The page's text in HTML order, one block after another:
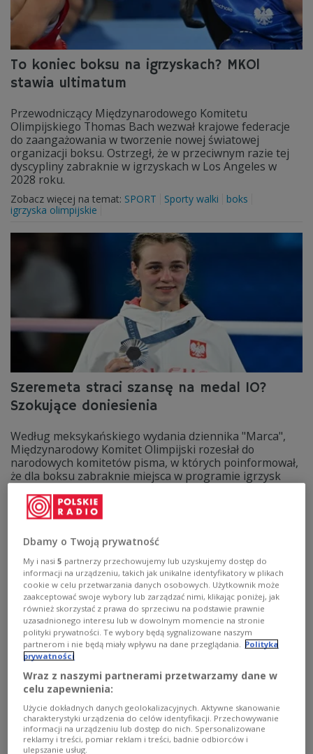
To koniec boksu na igrzyskach? MKOl
stawia ultimatum
Przewodniczący Międzynarodowego Komitetu
Olimpijskiego Thomas Bach wezwał krajowe federacje
do zaangażowania w tworzenie nowej światowej
organizacji boksu. Ostrzegł, że w przeciwnym razie tej
dyscypliny zabraknie w igrzyskach w Los Angeles w
2028 roku.
Zobacz więcej na temat: SPORT Sporty walki
boks
igrzyska olimpijskie
Szeremeta straci szansę na medal IO?
Szokujące doniesienia
Według meksykańskiego wydania dziennika "Marca",
Międzynarodowy Komitet Olimpijski rozesłał do
narodowych komitetów pisma, w których poinformował,
że dla boksu zabraknie miejsca w programie igrzysk
scenariusz wszedł w życie, Julia Szeremeta nie miałaby
szansy obrony srebrnego medalu z Paryża.
Zobacz więcej na temat: SPORT
Sporty walki boks Julia Szeremeta
Oficjalnie: MKOl bez ważnego sponsora.
Umowa nie zostanie przedłużona
Dbamy o Twoją prywatność
My i nasi5 partnerzy przechowujemy lub uzyskujemy dostęp do
informacji na urządzeniu, takich jak unikalne identyfikatory w plikach
cookie w celu przetwarzania danych osobowych. Użytkownik może
zaakceptować swoje wybory lub zarządzać nimi, klikając poniżej, jak
również skorzystać z prawa do sprzeciwu na podstawie prawnie
uzasadnionego interesu lub w dowolnym momencie na stronie
polityki prywatności. Te wybory będą sygnalizowane naszym
partnerom i nie będą miały wpływu na dane przeglądania.
Polityka
prywatności
Wraz z naszymi partnerami przetwarzamy dane w
celu zapewnienia:
Użycie dokładnych danych geolokalizacyjnych. Aktywne skanowanie
charakterystyki urządzenia do celów identyfikacji. Przechowywanie
informacji na urządzeniu lub dostęp do nich. Spersonalizowane
reklamy i treści, pomiar reklam i treści, badnie odbiorców i
ulepszanie usług.